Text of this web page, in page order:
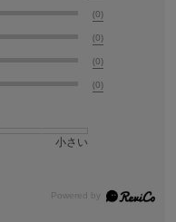
(0)
(0)
(0)
(0)
小さい